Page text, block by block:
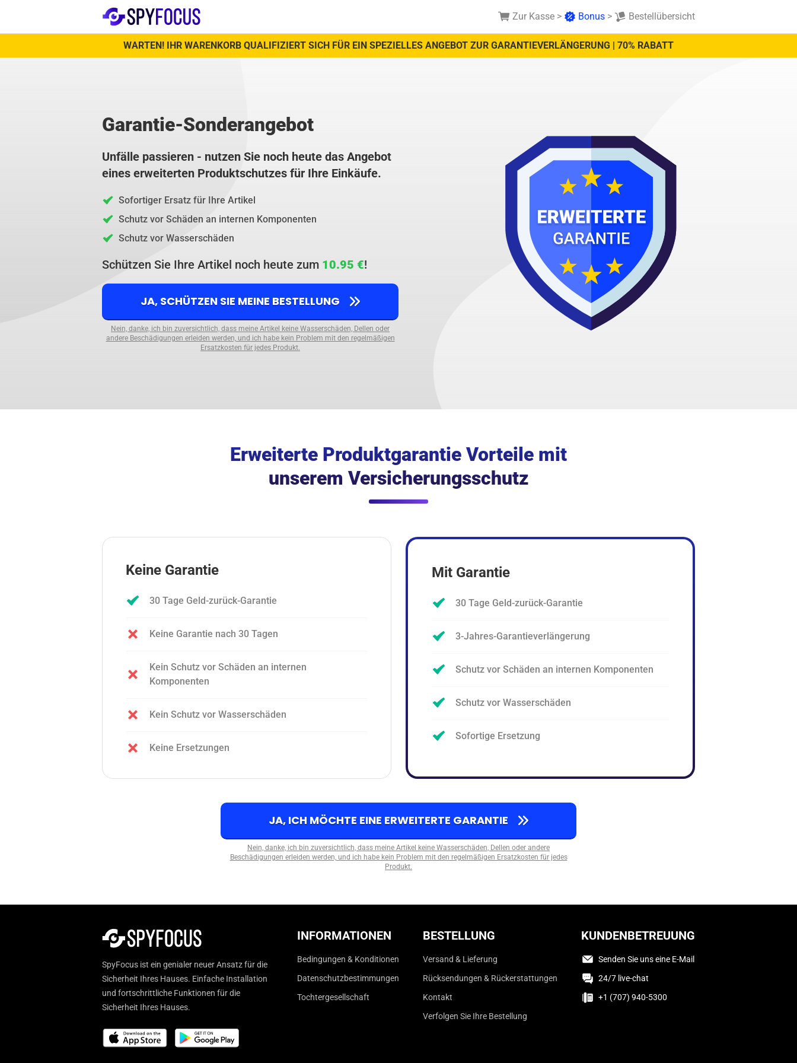
Zur Kasse > Bonus > Bestellübersicht
WARTEN! IHR WARENKORB QUALIFIZIERT SICH FÜR EIN SPEZIELLES ANGEBOT ZUR GARANTIEVERLÄNGERUNG | 70% RABATT
Garantie-Sonderangebot
Unfälle passieren - nutzen Sie noch heute das Angebot
eines erweiterten Produktschutzes für Ihre Einkäufe.
Sofortiger Ersatz für Ihre Artikel
Schutz vor Schäden an internen Komponenten
Schutz vor Wasserschäden
Schützen Sie Ihre Artikel noch heute zum 10.95 €!
JA, SCHÜTZEN SIE MEINE BESTELLUNG
Nein, danke, ich bin zuversichtlich, dass meine Artikel keine Wasserschäden, Dellen oder
andere Beschädigungen erleiden werden, und ich habe kein Problem mit den regelmäßigen
Ersatzkosten für jedes Produkt.
Erweiterte Produktgarantie Vorteile mit
unserem Versicherungsschutz
Keine Garantie
30 Tage Geld-zurück-Garantie
Keine Garantie nach 30 Tagen
Kein Schutz vor Schäden an internen
Komponenten
Kein Schutz vor Wasserschäden
Keine Ersetzungen
Mit Garantie
30 Tage Geld-zurück-Garantie
3-Jahres-Garantieverlängerung
Schutz vor Schäden an internen Komponenten
Schutz vor Wasserschäden
Sofortige Ersetzung
JA, ICH MÖCHTE EINE ERWEITERTE GARANTIE
Nein, danke, ich bin zuversichtlich, dass meine Artikel keine Wasserschäden, Dellen oder andere
Beschädigungen erleiden werden, und ich habe kein Problem mit den regelmäßigen Ersatzkosten für jedes
Produkt.
SpyFocus ist ein genialer neuer Ansatz für die
Sicherheit Ihres Hauses. Einfache Installation
und fortschrittliche Funktionen für die
Sicherheit Ihres Hauses.
INFORMATIONEN
Bedingungen & Konditionen
Datenschutzbestimmungen
Tochtergesellschaft
BESTELLUNG
Versand & Lieferung
Rücksendungen & Rückerstattungen
Kontakt
Verfolgen Sie Ihre Bestellung
KUNDENBETREUUNG
Senden Sie uns eine E-Mail
24/7 live-chat
+1 (707) 940-5300